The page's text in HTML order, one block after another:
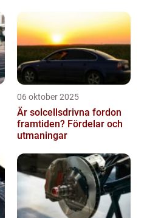
06 oktober 2025
Är solcellsdrivna fordon
framtiden? Fördelar och
utmaningar